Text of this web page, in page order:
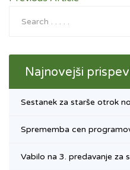
Najnovejši
Sestanek za starše otrok
Sprememba cen
Vabilo na 3. predavanje za